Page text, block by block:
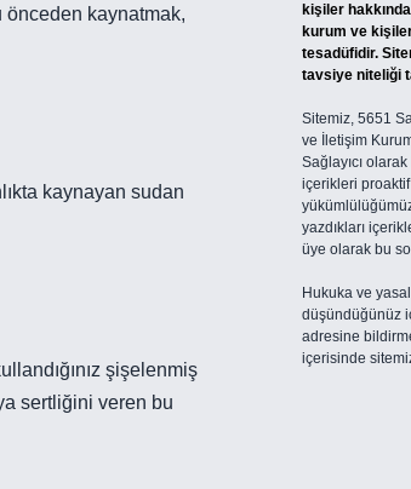
önceden kaynatmak,
kaynayan sudan
şişelenmiş
sertliğini veren bu
kişiler
kurum ve
tesadüfidir.
tavsiye niteliği
Sitemiz, 5651
ve İletişim
Sağlayıcı
içerikleri
yazdıkları
üye olarak bu
Hukuka ve
düşündüğünüz
adresine
içerisinde